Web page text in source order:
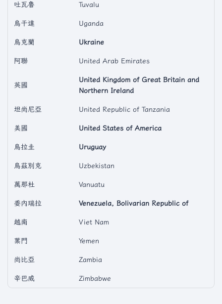
吐瓦魯 Tuvalu
烏干達 Uganda
烏克蘭 Ukraine
阿聯 United Arab Emirates
英國
United Kingdom of Great Britain and
Northern Ireland
坦尚尼亞 United Republic of Tanzania
美國 United States of America
烏拉圭 Uruguay
烏茲別克 Uzbekistan
萬那杜 Vanuatu
委內瑞拉 Venezuela, Bolivarian Republic of
越南 Viet Nam
葉門 Yemen
尚比亞 Zambia
辛巴威 Zimbabwe